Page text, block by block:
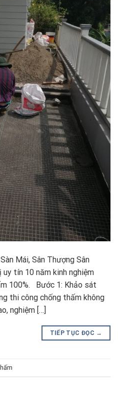
Mái, Sân Thượng Sân
tín 10 năm kinh nghiệm
100%. Bước 1: Khảo sát
thi công chống thấm không
nghiệm […]
TIẾP TỤC ĐỌC →